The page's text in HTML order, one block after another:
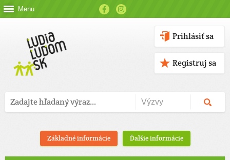
Menu
Prihlásiť sa
Registruj sa
Základné informácie Ďalšie informácie